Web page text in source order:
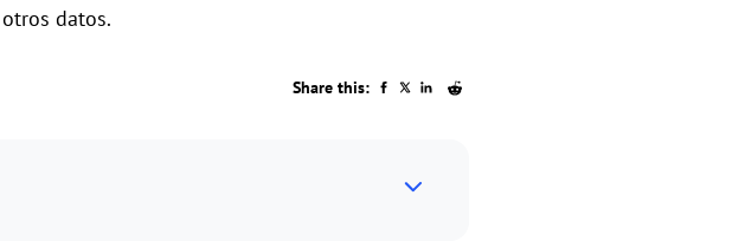
datos.
Share this: